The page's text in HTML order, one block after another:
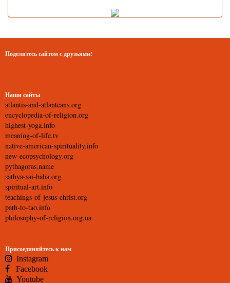
Поделитесь сайтом с друзьями!
Наши сайты
atlantis-and-atlanteans.org
encyclopedia-of-religion.org
highest-yoga.info
meaning-of-life.tv
native-american-spirituality.info
new-ecopsychology.org
pythagoras.name
sathya-sai-baba.org
spiritual-art.info
teachings-of-jesus-christ.org
path-to-tao.info
philosophy-of-religion.org.ua
Присоединяйтесь к нам
Instagram
Facebook
Youtube